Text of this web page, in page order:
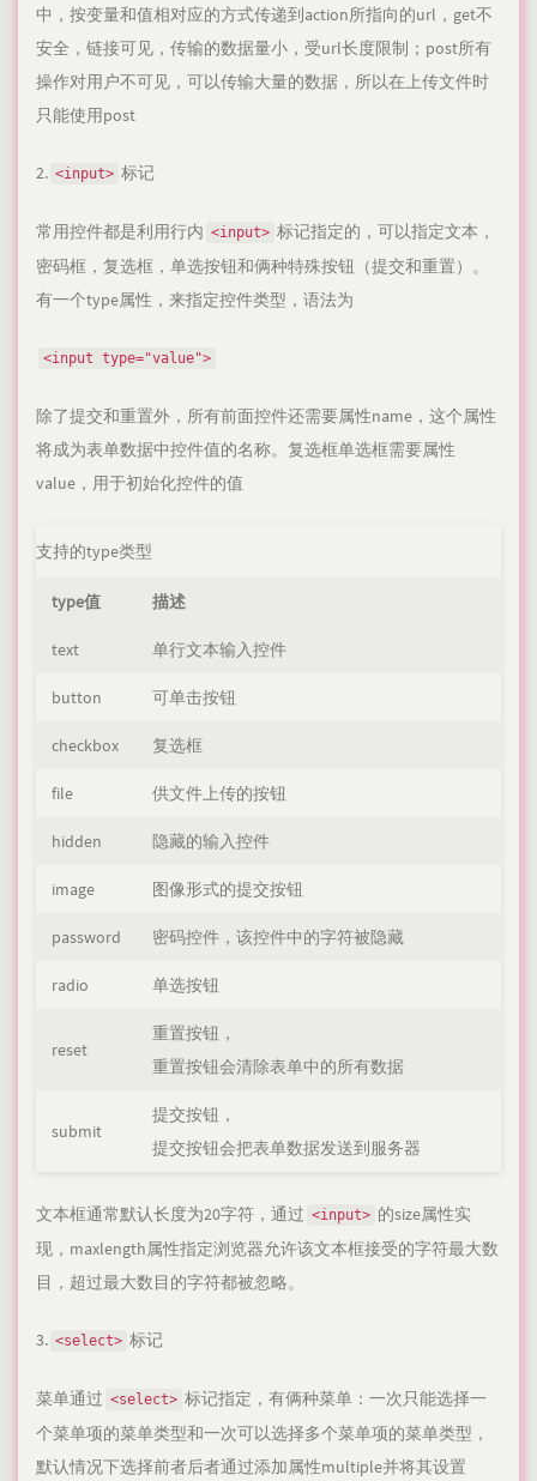
中，按变量和值相对应的方式传递到action所指向的url，get不
安全，链接可见，传输的数据量小，受url长度限制；post所有
操作对用户不可见，可以传输大量的数据，所以在上传文件时
只能使用post
2. <input> 标记
常用控件都是利用行内 <input> 标记指定的，可以指定文本，
密码框，复选框，单选按钮和俩种特殊按钮（提交和重置）。
有一个type属性，来指定控件类型，语法为
<input type="value">
除了提交和重置外，所有前面控件还需要属性name，这个属性
将成为表单数据中控件值的名称。复选框单选框需要属性
value，用于初始化控件的值
支持的type类型
type值 描述
text 单行文本输入控件
button 可单击按钮
checkbox 复选框
file 供文件上传的按钮
hidden 隐藏的输入控件
image 图像形式的提交按钮
password 密码控件，该控件中的字符被隐藏
radio 单选按钮
reset
重置按钮，
重置按钮会清除表单中的所有数据
submit
提交按钮，
提交按钮会把表单数据发送到服务器
文本框通常默认长度为20字符，通过 <input> 的size属性实
现，maxlength属性指定浏览器允许该文本框接受的字符最大数
目，超过最大数目的字符都被忽略。
3. <select> 标记
菜单通过 <select> 标记指定，有俩种菜单：一次只能选择一
个菜单项的菜单类型和一次可以选择多个菜单项的菜单类型，
默认情况下选择前者后者通过添加属性multiple并将其设置